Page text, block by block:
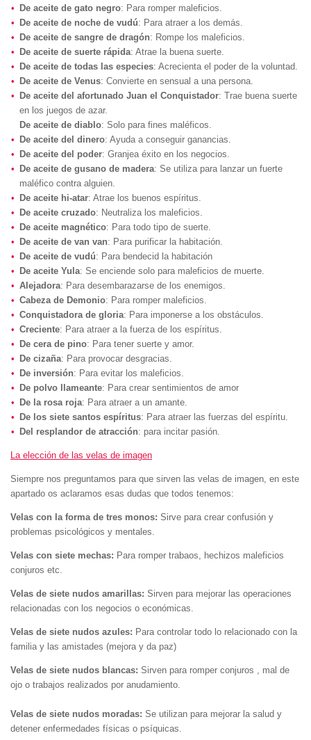
De aceite de gato negro: Para romper maleficios.
De aceite de noche de vudú: Para atraer a los demás.
De aceite de sangre de dragón: Rompe los maleficios.
De aceite de suerte rápida: Atrae la buena suerte.
De aceite de todas las especies: Acrecienta el poder de la voluntad.
De aceite de Venus: Convierte en sensual a una persona.
De aceite del afortunado Juan el Conquistador: Trae buena suerte
en los juegos de azar.
De aceite de diablo: Solo para fines maléficos.
De aceite del dinero: Ayuda a conseguir ganancias.
De aceite del poder: Granjea éxito en los negocios.
De aceite de gusano de madera: Se utiliza para lanzar un fuerte
maléfico contra alguien.
De aceite hi-atar: Atrae los buenos espíritus.
De aceite cruzado: Neutraliza los maleficios.
De aceite magnético: Para todo tipo de suerte.
De aceite de van van: Para purificar la habitación.
De aceite de vudú: Para bendecid la habitación
De aceite Yula: Se enciende solo para maleficios de muerte.
Alejadora: Para desembarazarse de los enemigos.
Cabeza de Demonio: Para romper maleficios.
Conquistadora de gloria: Para imponerse a los obstáculos.
Creciente: Para atraer a la fuerza de los espíritus.
De cera de pino: Para tener suerte y amor.
De cizaña: Para provocar desgracias.
De inversión: Para evitar los maleficios.
De polvo llameante: Para crear sentimientos de amor
De la rosa roja: Para atraer a un amante.
De los siete santos espíritus: Para atraer las fuerzas del espíritu.
Del resplandor de atracción: para incitar pasión.
La elección de las velas de imagen
Siempre nos preguntamos para que sirven las velas de imagen, en este
apartado os aclaramos esas dudas que todos tenemos:
Velas con la forma de tres monos: Sirve para crear confusión y
problemas psicológicos y mentales.
Velas con siete mechas: Para romper trabaos, hechizos maleficios
conjuros etc.
Velas de siete nudos amarillas: Sirven para mejorar las operaciones
relacionadas con los negocios o económicas.
Velas de siete nudos azules: Para controlar todo lo relacionado con la
familia y las amistades (mejora y da paz)
Velas de siete nudos blancas: Sirven para romper conjuros , mal de
ojo o trabajos realizados por anudamiento.
Velas de siete nudos moradas: Se utilizan para mejorar la salud y
detener enfermedades físicas o psíquicas.